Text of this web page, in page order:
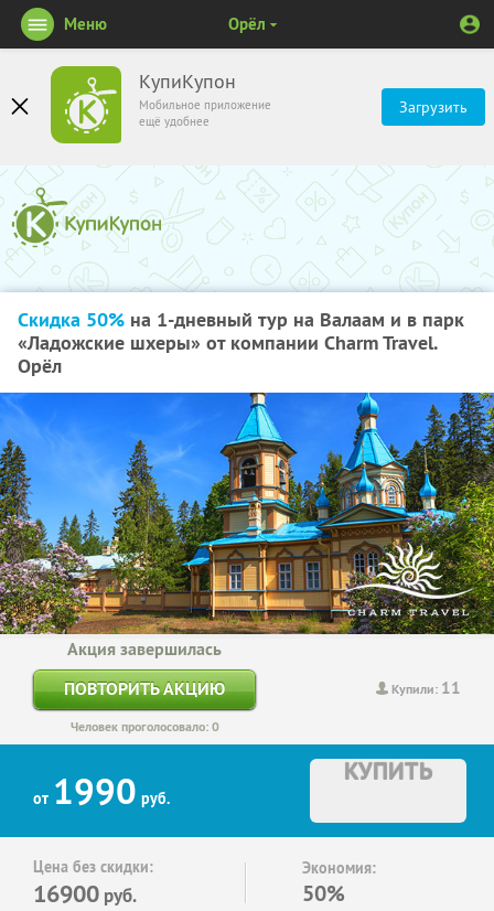
КупиКупон
Мобильное приложение
ещё удобнее
Загрузить
Меню Орёл
Скидка 50% на 1-дневный тур на Валаам и в парк
«Ладожские шхеры» от компании Charm Travel.
Орёл
Купили: 11
Акция завершилась
ПОВТОРИТЬ АКЦИЮ
Человек проголосовало: 0
от 1990 руб.
КУПИТЬ
Цена без скидки:
16900 руб.
Экономия:
50%